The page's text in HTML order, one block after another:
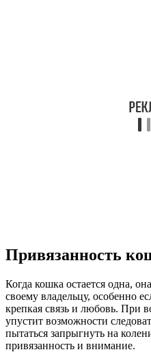
Привязанность
Когда кошка остается одна,
своему владельцу, особенно
крепкая связь и любовь. При
упустит возможности
пытаться запрыгнуть на
привязанность и внимание.